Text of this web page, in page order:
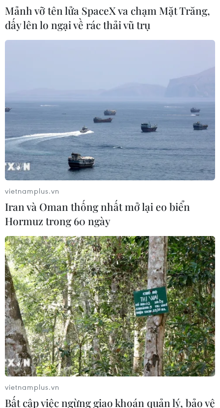
TIN CÙNG CHUYÊN MỤC
Bãi bỏ một số văn bản quy phạm
pháp luật không còn phù hợp
06/08/2026 09:59
Khởi tố người đi bộ gây tai nạn chết
người trên quốc lộ ở Quảng Trị
06/08/2026 09:44
Mảnh vỡ tên lửa SpaceX va chạm Mặt Trăng,
dấy lên lo ngại về rác thải vũ trụ
vietnamplus.vn
Iran và Oman thống nhất mở lại eo biển
Hormuz trong 60 ngày
vietnamplus.vn
Bất cập việc ngừng giao khoán quản lý, bảo vệ